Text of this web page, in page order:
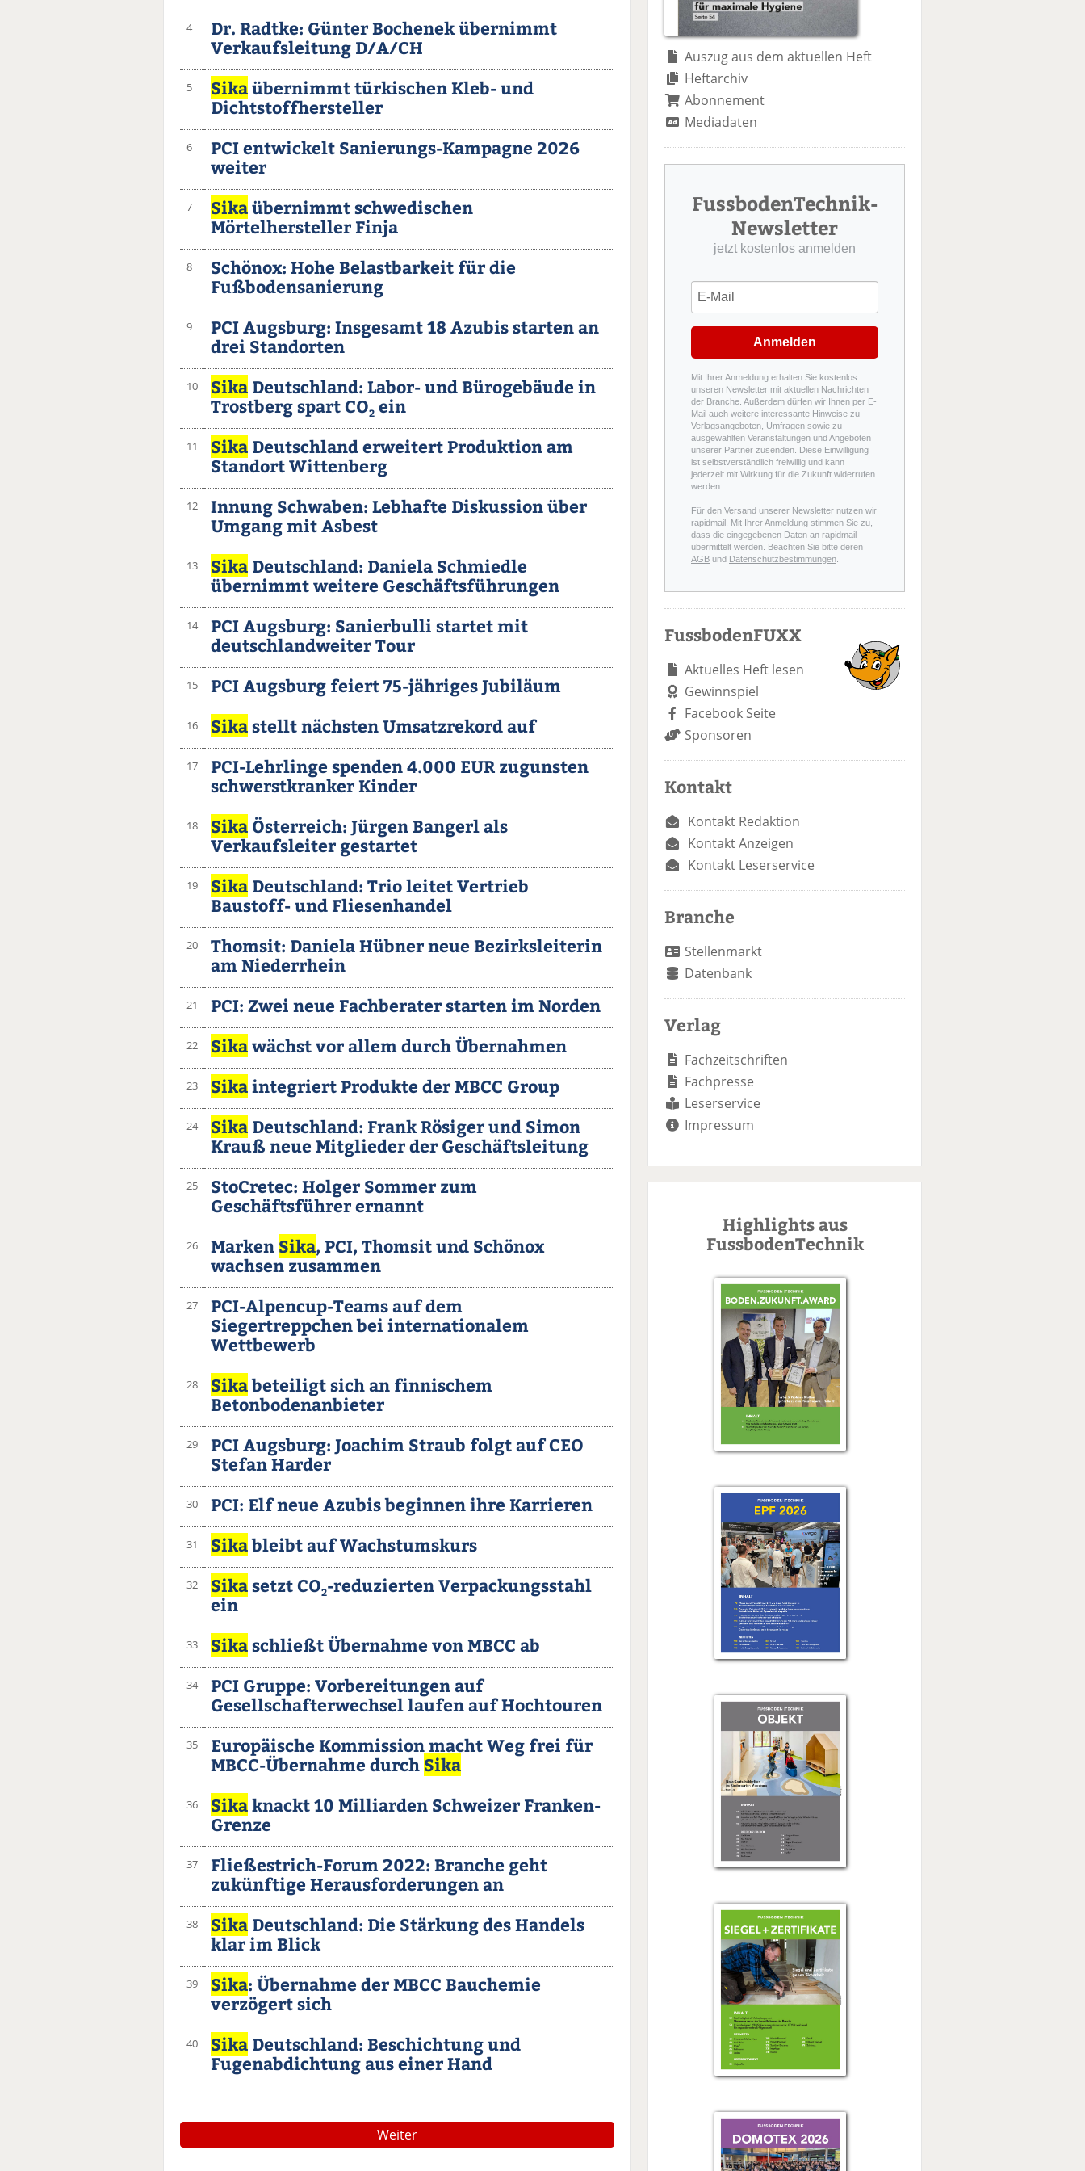
4
Dr. Radtke: Günter Bochenek übernimmt
Verkaufsleitung D/A/CH
5 Sikaübernimmt türkischen Kleb- und
Dichtstoffhersteller
6
PCI entwickelt Sanierungs-Kampagne 2026
weiter
7 Sikaübernimmt schwedischen
Mörtelhersteller Finja
8
Schönox: Hohe Belastbarkeit für die
Fußbodensanierung
9
PCI Augsburg: Insgesamt 18 Azubis starten an
drei Standorten
10 Sika Deutschland: Labor- und Bürogebäude in
Trostberg spart CO2 ein
11 Sika Deutschland erweitert Produktion am
Standort Wittenberg
12
Innung Schwaben: Lebhafte Diskussion über
Umgang mit Asbest
13 Sika Deutschland: Daniela Schmiedle
übernimmt weitere Geschäftsführungen
14
PCI Augsburg: Sanierbulli startet mit
deutschlandweiter Tour
15 PCI Augsburg feiert 75-jähriges Jubiläum
16 Sikastellt nächsten Umsatzrekord auf
17
PCI-Lehrlinge spenden 4.000 EUR zugunsten
schwerstkranker Kinder
18 Sika Österreich: Jürgen Bangerl als
Verkaufsleiter gestartet
19 Sika Deutschland: Trio leitet Vertrieb
Baustoff- und Fliesenhandel
20
Thomsit: Daniela Hübner neue Bezirksleiterin
am Niederrhein
21 PCI: Zwei neue Fachberater starten im Norden
22 Sikawächst vor allem durch Übernahmen
23 Sikaintegriert Produkte der MBCC Group
24 Sika Deutschland: Frank Rösiger und Simon
Krauß neue Mitglieder der Geschäftsleitung
25
StoCretec: Holger Sommer zum
Geschäftsführer ernannt
26 Marken Sika, PCI, Thomsit und Schönox
wachsen zusammen
27
PCI-Alpencup-Teams auf dem
Siegertreppchen bei internationalem
Wettbewerb
28 Sikabeteiligt sich an finnischem
Betonbodenanbieter
29
PCI Augsburg: Joachim Straub folgt auf CEO
Stefan Harder
30 PCI: Elf neue Azubis beginnen ihre Karrieren
31 Sikableibt auf Wachstumskurs
32 Sikasetzt CO2-reduzierten Verpackungsstahl
ein
33 Sikaschließt Übernahme von MBCC ab
34
PCI Gruppe: Vorbereitungen auf
Gesellschafterwechsel laufen auf Hochtouren
35
Europäische Kommission macht Weg frei für
MBCC-Übernahme durch Sika
36 Sikaknackt 10 Milliarden Schweizer Franken-
Grenze
37
Fließestrich-Forum 2022: Branche geht
zukünftige Herausforderungen an
38 Sika Deutschland: Die Stärkung des Handels
klar im Blick
39 Sika: Übernahme der MBCC Bauchemie
verzögert sich
40 Sika Deutschland: Beschichtung und
Fugenabdichtung aus einer Hand
Weiter
Auszug aus dem aktuellen Heft
Heftarchiv
Abonnement
Mediadaten
FussbodenTechnik-
Newsletter
jetzt kostenlos anmelden
Anmelden
Mit Ihrer Anmeldung erhalten Sie kostenlos
unseren Newsletter mit aktuellen Nachrichten
der Branche. Außerdem dürfen wir Ihnen per E-
Mail auch weitere interessante Hinweise zu
Verlagsangeboten, Umfragen sowie zu
ausgewählten Veranstaltungen und Angeboten
unserer Partner zusenden. Diese Einwilligung
ist selbstverständlich freiwillig und kann
jederzeit mit Wirkung für die Zukunft widerrufen
werden.
Für den Versand unserer Newsletter nutzen wir
rapidmail. Mit Ihrer Anmeldung stimmen Sie zu,
dass die eingegebenen Daten an rapidmail
übermittelt werden. Beachten Sie bitte deren
AGB und Datenschutzbestimmungen.
FussbodenFUXX
Aktuelles Heft lesen
Gewinnspiel
Facebook Seite
Sponsoren
Kontakt
Kontakt Redaktion
Kontakt Anzeigen
Kontakt Leserservice
Branche
Stellenmarkt
Datenbank
Verlag
Fachzeitschriften
Fachpresse
Leserservice
Impressum
Highlights aus
FussbodenTechnik